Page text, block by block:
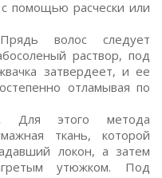
помощью расчески или
волос следует
раствор, под
затвердеет, и ее
отламывая по
Для этого метода
ткань, которой
локон, а затем
утюжком. Под